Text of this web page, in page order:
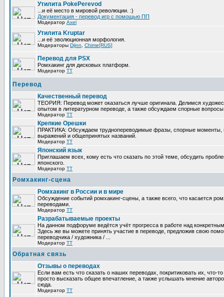
Утилита PokePerevod
...и её место в мировой революции. :)
Документация - перевод игр с помощью ПП
Модератор Axel
Утилита Kruptar
...и её эволюционная морфология.
Модераторы Djinn Chime[RUS]
Перевод для PSX
Ромхакинг для дисковых платформ.
Модератор TT
Перевод
Качественный перевод
ТЕОРИЯ: Перевод может оказаться лучше оригинала. Делимся
опытом в литературном переводе, а также обсуждаем спорные вопросы
Модератор TT
Крепкие Орешки
ПРАКТИКА: Обсуждаем труднопереводимые фразы, спорные моменты,
выражений и общепринятых названий.
Модератор TT
Японский язык
Приглашаем всех, кому есть что сказать по этой теме, обсудить
японского.
Модератор TT
Ромхакинг-сцена
Ромхакинг в России и в мире
Обсуждение событий ромхакинг-сцены, а также всего, что касается
переводами.
Модератор TT
Разрабатываемые проекты
На данном подфоруме ведётся учёт прогресса в работе над
Здесь же вы можете принять участие в переводе, предложив свою
переводчика / художника / ...
Модератор TT
Обратная связь
Отзывы о переводах
Если вам есть что сказать о наших переводах, покритиковать их, что-
просто высказать общее впечатление, а также услышать мнение
сюда.
Модератор TT